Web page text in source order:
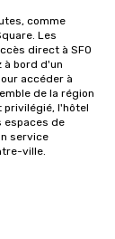
comme
Les
direct à SFO
à bord d'un
accéder à
de la région
privilégié, l'hôtel
espaces de
service
ville.